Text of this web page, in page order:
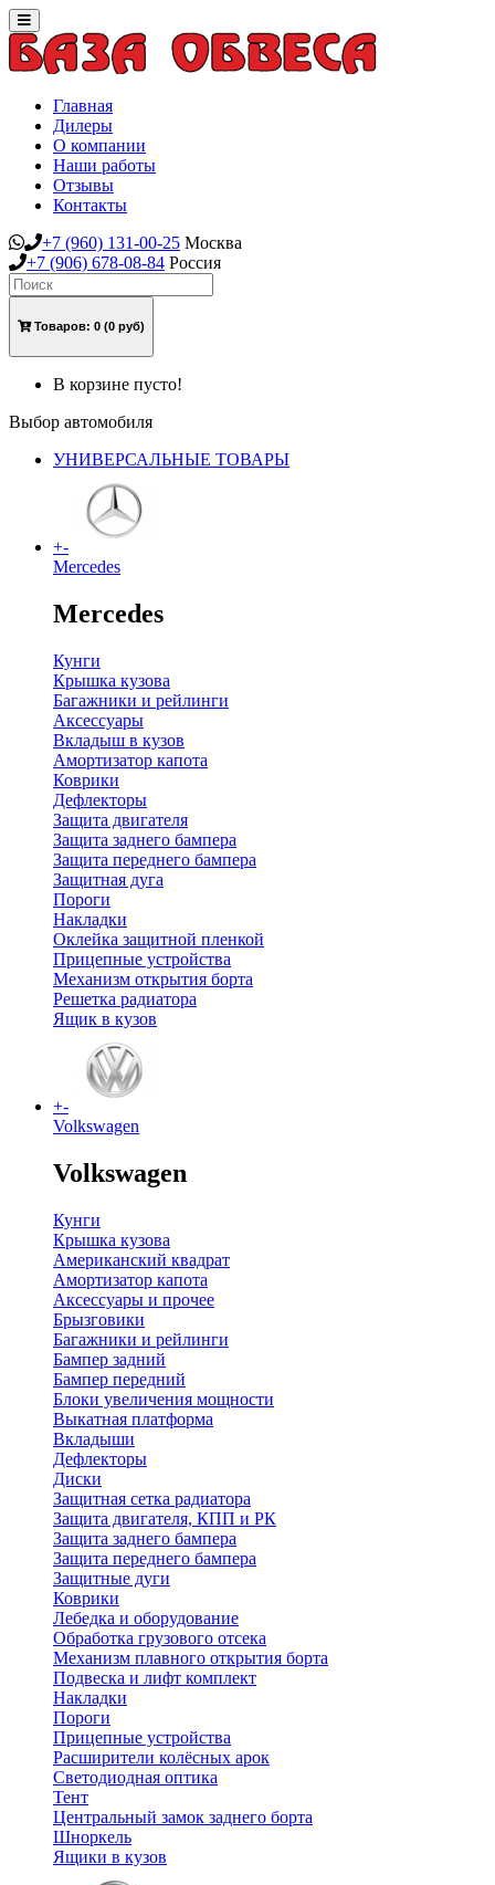
Toggle
navigation
Главная
Дилеры
О компании
Наши работы
Отзывы
Контакты
+7 (960) 131-00-25 Москва
+7 (906) 678-08-84 Россия
Товаров: 0 (0 руб)
В корзине пусто!
Выбор автомобиля
УНИВЕРСАЛЬНЫЕ ТОВАРЫ
+-
Mercedes
Mercedes
Кунги
Крышка кузова
Багажники и рейлинги
Аксессуары
Вкладыш в кузов
Амортизатор капота
Коврики
Дефлекторы
Защита двигателя
Защита заднего бампера
Защита переднего бампера
Защитная дуга
Пороги
Накладки
Оклейка защитной пленкой
Прицепные устройства
Механизм открытия борта
Решетка радиатора
Ящик в кузов
+-
Volkswagen
Volkswagen
Кунги
Крышка кузова
Американский квадрат
Амортизатор капота
Аксессуары и прочее
Брызговики
Багажники и рейлинги
Бампер задний
Бампер передний
Блоки увеличения мощности
Выкатная платформа
Вкладыши
Дефлекторы
Диски
Защитная сетка радиатора
Защита двигателя, КПП и РК
Защита заднего бампера
Защита переднего бампера
Защитные дуги
Коврики
Лебедка и оборудование
Обработка грузового отсека
Механизм плавного открытия борта
Подвеска и лифт комплект
Накладки
Пороги
Прицепные устройства
Расширители колёсных арок
Светодиодная оптика
Тент
Центральный замок заднего борта
Шноркель
Ящики в кузов